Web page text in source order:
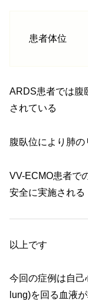
患者体位
ARDS患者では腹
されている
腹臥位により肺
VV-ECMO患者で
安全に実施される
以上です
今回の症例は自
lung)を回る血液